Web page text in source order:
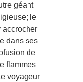
géant
le
accrocher
dans ses
de
flammes
voyageur